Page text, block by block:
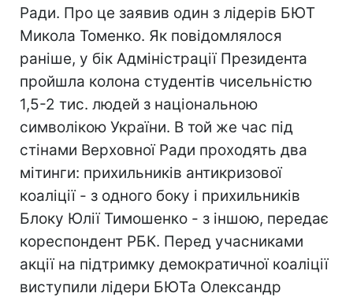
Ради. Про це заявив один з лідерів БЮТ
Микола Томенко. Як повідомлялося
раніше, у бік Адміністрації Президента
пройшла колона студентів чисельністю
1,5-2 тис. людей з національною
символікою України. В той же час під
стінами Верховної Ради проходять два
мітинги: прихильників антикризової
коаліції - з одного боку і прихильників
Блоку Юлії Тимошенко - з іншою, передає
кореспондент РБК. Перед учасниками
акції на підтримку демократичної коаліції
виступили лідери БЮТа Олександр